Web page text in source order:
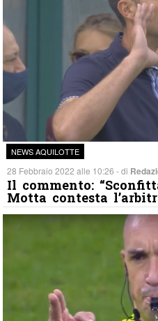
NEWS AQUILOTTE
28 Febbraio 2022 alle 10:26 - di
Il commento:
Motta contesta